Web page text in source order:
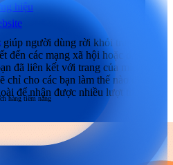
hiệu
hàng tiềm năng
người dùng rời khỏi trang của
đến các mạng xã hội hoặc đơn
đã liên kết với trang của mình.
cho các bạn làm thế nào để dễ
để nhận được nhiều lượt truy